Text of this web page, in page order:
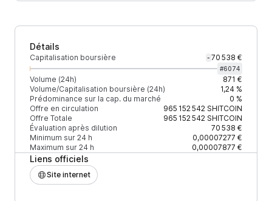
Détails
Capitalisation boursière - 70 538 €
#6074
Volume (24h)
871 €
Volume/Capitalisation boursière (24h)
1,24 %
Prédominance sur la cap. du marché
0 %
Offre en circulation
965 152 542SHITCOIN
Offre Totale
965 152 542SHITCOIN
Évaluation après dilution
70 538 €
Minimum sur 24 h
0,00007277 €
Maximum sur 24 h
0,00007877 €
Liens officiels
Site internet